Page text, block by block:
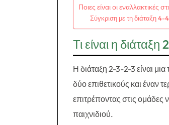
Ποιες είναι οι εναλλακτικές
Σύγκριση με τη διάταξη 4-
Τι είναι η
Η διάταξη 2-3-2-3 είναι
δύο επιθετικούς και έναν
επιτρέποντας στις ομάδες
παιχνιδιού.